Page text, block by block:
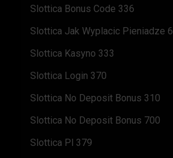
Slottica Bonus Code 336
Slottica Jak Wyplacic Pieniadze 6
Slottica Kasyno 333
Slottica Login 370
Slottica No Deposit Bonus 310
Slottica No Deposit Bonus 700
Slottica Pl 379